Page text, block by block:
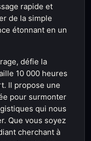
rapide et
de la simple
étonnant en un
défie la
10 000 heures
Il propose une
pour surmonter
qui nous
Que vous soyez
cherchant à